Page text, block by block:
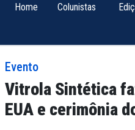
Home Colunistas
Evento
Vitrola Sintética
EUA e cerimônia